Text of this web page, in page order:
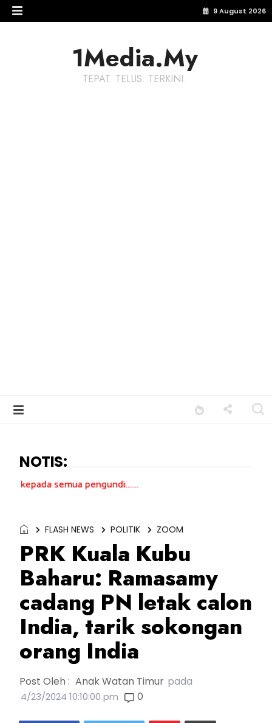
9 August 2026
1Media.My
TEPAT. TELUS. TERKINI.
NOTIS:
pengundi.......
FLASH NEWS POLITIK ZOOM
PRK Kuala Kubu
Baharu: Ramasamy
cadang PN letak calon
India, tarik sokongan
orang India
Post Oleh : Anak Watan Timur pada
4/23/2024 10:10:00 pm 0